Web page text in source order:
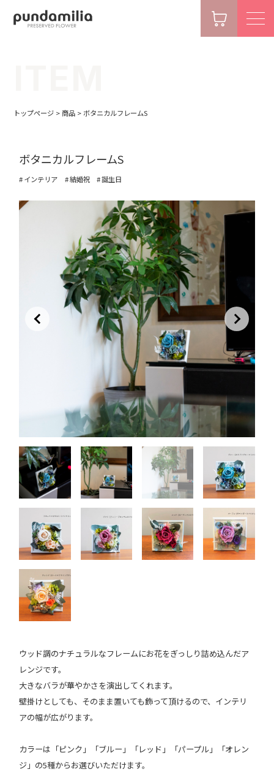
トップページ >商品 >ボタニカルフレームS
ボタニカルフレームS
インテリア 結婚祝 誕生日
ウッド調のナチュラルなフレームにお花をぎっしり詰め込んだア
レンジです。
大きなバラが華やかさを演出してくれます。
壁掛けとしても、そのまま置いても飾って頂けるので、インテリ
アの幅が広がります。
カラーは「ピンク」「ブルー」「レッド」「パープル」「オレン
ジ」の5種からお選びいただけます。